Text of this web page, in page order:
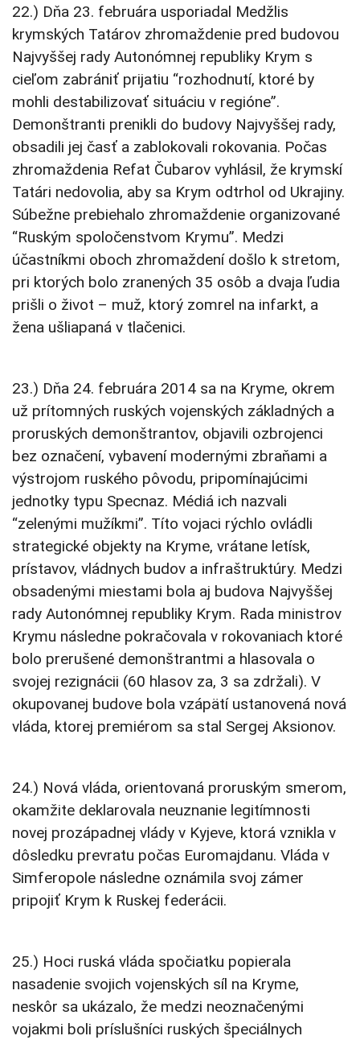
22.) Dňa 23. februára usporiadal Medžlis
krymských Tatárov zhromaždenie pred budovou
Najvyššej rady Autonómnej republiky Krym s
cieľom zabrániť prijatiu “rozhodnutí, ktoré by
mohli destabilizovať situáciu v regióne”.
Demonštranti prenikli do budovy Najvyššej rady,
obsadili jej časť a zablokovali rokovania. Počas
zhromaždenia Refat Čubarov vyhlásil, že krymskí
Tatári nedovolia, aby sa Krym odtrhol od Ukrajiny.
Súbežne prebiehalo zhromaždenie organizované
“Ruským spoločenstvom Krymu”. Medzi
účastníkmi oboch zhromaždení došlo k stretom,
pri ktorých bolo zranených 35 osôb a dvaja ľudia
prišli o život – muž, ktorý zomrel na infarkt, a
žena ušliapaná v tlačenici.
23.) Dňa 24. februára 2014 sa na Kryme, okrem
už prítomných ruských vojenských základných a
proruských demonštrantov, objavili ozbrojenci
bez označení, vybavení modernými zbraňami a
výstrojom ruského pôvodu, pripomínajúcimi
jednotky typu Specnaz. Médiá ich nazvali
“zelenými mužíkmi”. Títo vojaci rýchlo ovládli
strategické objekty na Kryme, vrátane letísk,
prístavov, vládnych budov a infraštruktúry. Medzi
obsadenými miestami bola aj budova Najvyššej
rady Autonómnej republiky Krym. Rada ministrov
Krymu následne pokračovala v rokovaniach ktoré
bolo prerušené demonštrantmi a hlasovala o
svojej rezignácii (60 hlasov za, 3 sa zdržali). V
okupovanej budove bola vzápätí ustanovená nová
vláda, ktorej premiérom sa stal Sergej Aksionov.
24.) Nová vláda, orientovaná proruským smerom,
okamžite deklarovala neuznanie legitímnosti
novej prozápadnej vlády v Kyjeve, ktorá vznikla v
dôsledku prevratu počas Euromajdanu. Vláda v
Simferopole následne oznámila svoj zámer
pripojiť Krym k Ruskej federácii.
25.) Hoci ruská vláda spočiatku popierala
nasadenie svojich vojenských síl na Kryme,
neskôr sa ukázalo, že medzi neoznačenými
vojakmi boli príslušníci ruských špeciálnych